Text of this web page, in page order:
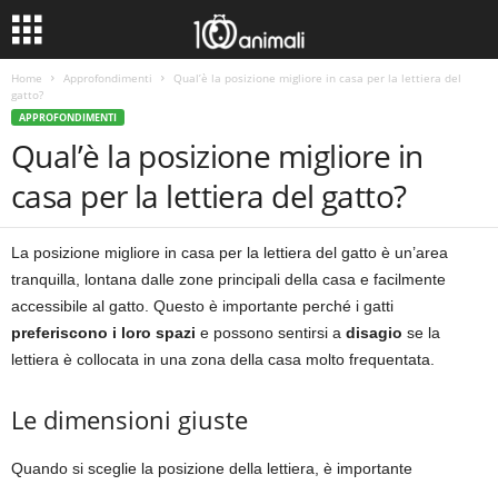
Home Approfondimenti
Qual’è la posizione migliore in casa per la lettiera del
gatto?
APPROFONDIMENTI
Qual’è la posizione migliore in
casa per la lettiera del gatto?
La posizione migliore in casa per la lettiera del gatto è un’area
tranquilla, lontana dalle zone principali della casa e facilmente
accessibile al gatto. Questo è importante perché i gatti
preferiscono i loro spazi e possono sentirsi a disagio se la
lettiera è collocata in una zona della casa molto frequentata.
Le dimensioni giuste
Quando si sceglie la posizione della lettiera, è importante